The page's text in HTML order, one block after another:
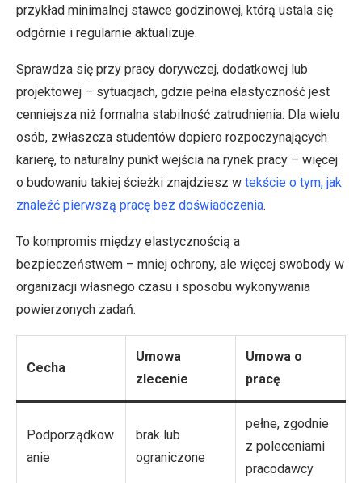
przykład minimalnej stawce godzinowej, którą ustala się
odgórnie i regularnie aktualizuje.
Sprawdza się przy pracy dorywczej, dodatkowej lub
projektowej – sytuacjach, gdzie pełna elastyczność jest
cenniejsza niż formalna stabilność zatrudnienia. Dla wielu
osób, zwłaszcza studentów dopiero rozpoczynających
karierę, to naturalny punkt wejścia na rynek pracy – więcej
o budowaniu takiej ścieżki znajdziesz w tekście o tym, jak
znaleźć pierwszą pracę bez doświadczenia.
To kompromis między elastycznością a
bezpieczeństwem – mniej ochrony, ale więcej swobody w
organizacji własnego czasu i sposobu wykonywania
powierzonych zadań.
Cecha
Umowa
zlecenie
Umowa o
pracę
Podporządkow
anie
brak lub
ograniczone
pełne, zgodnie
z poleceniami
pracodawcy